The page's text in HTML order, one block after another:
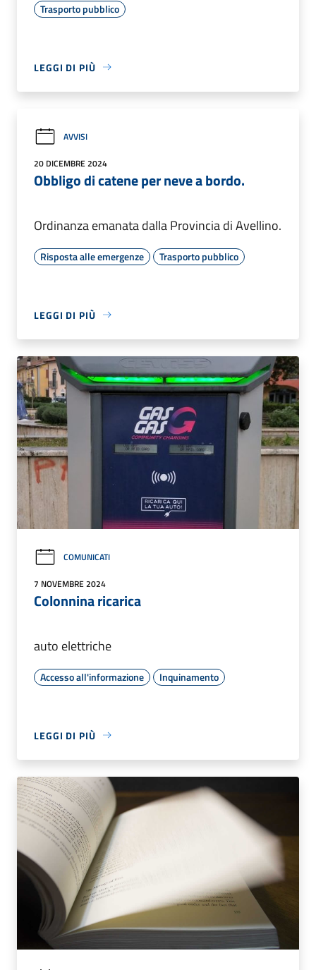
Trasporto pubblico
LEGGI DI PIÙ
AVVISI
20 DICEMBRE 2024
Obbligo di catene per neve a bordo.
Ordinanza emanata dalla Provincia di Avellino.
Risposta alle emergenze Trasporto pubblico
LEGGI DI PIÙ
COMUNICATI
7 NOVEMBRE 2024
Colonnina ricarica
auto elettriche
Accesso all'informazione Inquinamento
LEGGI DI PIÙ